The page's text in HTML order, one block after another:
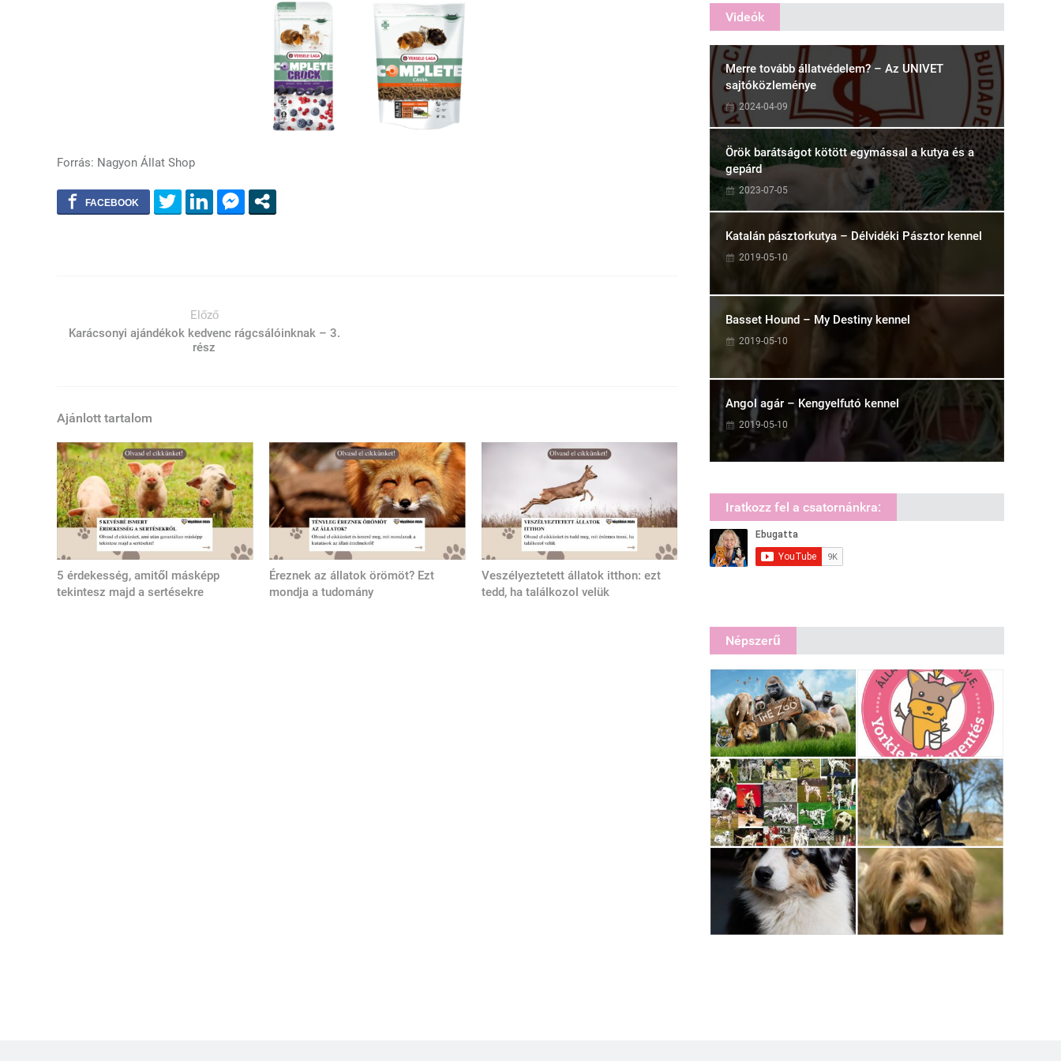
Forrás: Nagyon Állat Shop
Előző
Karácsonyi ajándékok kedvenc rágcsálóinknak – 3.
rész
Ajánlott tartalom
5 érdekesség, amitől másképp
tekintesz majd a sertésekre
Éreznek az állatok örömöt? Ezt
mondja a tudomány
Veszélyeztetett állatok itthon: ezt
tedd, ha találkozol velük
Videók
Merre tovább állatvédelem? – Az UNIVET
sajtóközleménye
2024-04-09
Örök barátságot kötött egymással a kutya és a
gepárd
2023-07-05
Katalán pásztorkutya – Délvidéki Pásztor kennel
2019-05-10
Basset Hound – My Destiny kennel
2019-05-10
Angol agár – Kengyelfutó kennel
2019-05-10
Iratkozz fel a csatornánkra:
Népszerű